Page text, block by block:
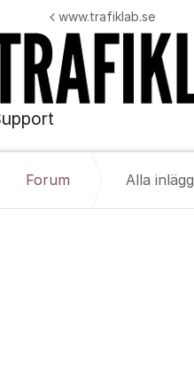
www.trafiklab.se
Forum Alla inlägg